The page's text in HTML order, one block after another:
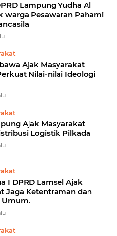
Lampung Yudha Al
warga Pesawaran Pahami
Ajak Masyarakat
Nilai-nilai Ideologi
Ajak Masyarakat
Logistik Pilkada
I DPRD Lamsel Ajak
Jaga Ketentraman dan
Umum.